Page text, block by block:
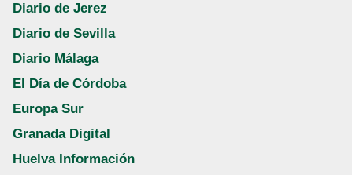
Diario de Jerez
Diario de Sevilla
Diario Málaga
El Día de Córdoba
Europa Sur
Granada Digital
Huelva Información